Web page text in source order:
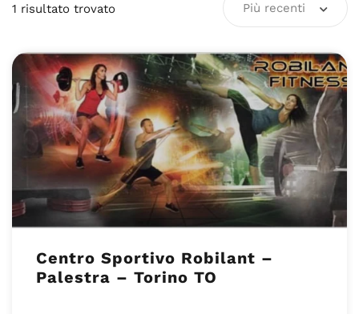
1 risultato trovato Più recenti
Centro Sportivo Robilant –
Palestra – Torino TO